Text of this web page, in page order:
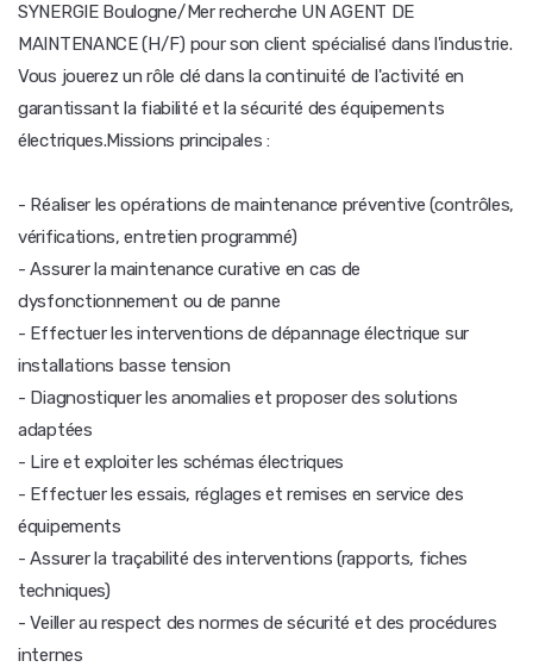
SYNERGIE Boulogne/Mer recherche UN AGENT DE
MAINTENANCE (H/F) pour son client spécialisé dans l'industrie.
Vous jouerez un rôle clé dans la continuité de l'activité en
garantissant la fiabilité et la sécurité des équipements
électriques.Missions principales :
- Réaliser les opérations de maintenance préventive (contrôles,
vérifications, entretien programmé)
- Assurer la maintenance curative en cas de
dysfonctionnement ou de panne
- Effectuer les interventions de dépannage électrique sur
installations basse tension
- Diagnostiquer les anomalies et proposer des solutions
adaptées
- Lire et exploiter les schémas électriques
- Effectuer les essais, réglages et remises en service des
équipements
- Assurer la traçabilité des interventions (rapports, fiches
techniques)
- Veiller au respect des normes de sécurité et des procédures
internes